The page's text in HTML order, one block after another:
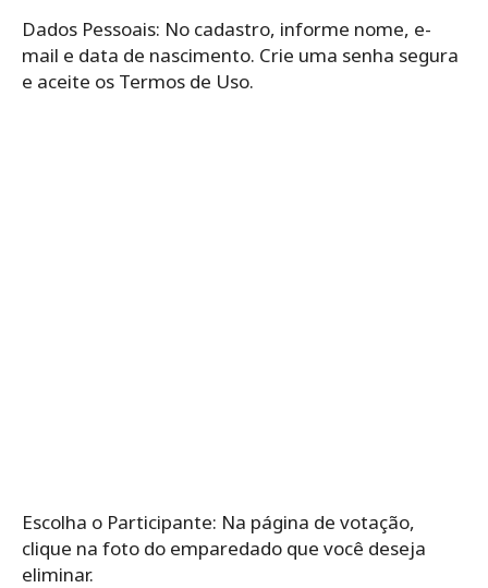
Dados Pessoais: No cadastro, informe nome, e-
mail e data de nascimento. Crie uma senha segura
e aceite os Termos de Uso.
Escolha o Participante: Na página de votação,
clique na foto do emparedado que você deseja
eliminar.